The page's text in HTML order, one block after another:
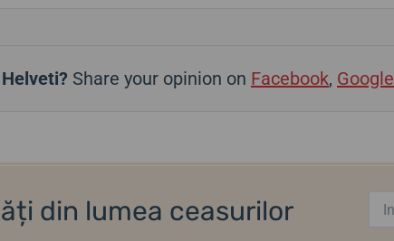
Share your opinion on Facebook, Google
din lumea ceasurilor